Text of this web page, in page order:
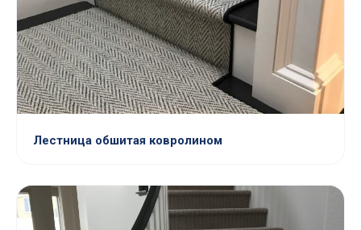
Лестница обшитая ковролином